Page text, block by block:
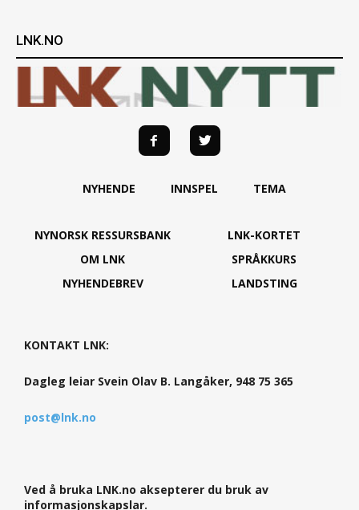
LNK.NO
NYHENDE INNSPEL TEMA
NYNORSK RESSURSBANK
OM LNK
NYHENDEBREV
LNK-KORTET
SPRÅKKURS
LANDSTING
KONTAKT LNK:
Dagleg leiar Svein Olav B. Langåker, 948 75 365
post@lnk.no
Ved å bruka LNK.no aksepterer du bruk av
informasjonskapslar.